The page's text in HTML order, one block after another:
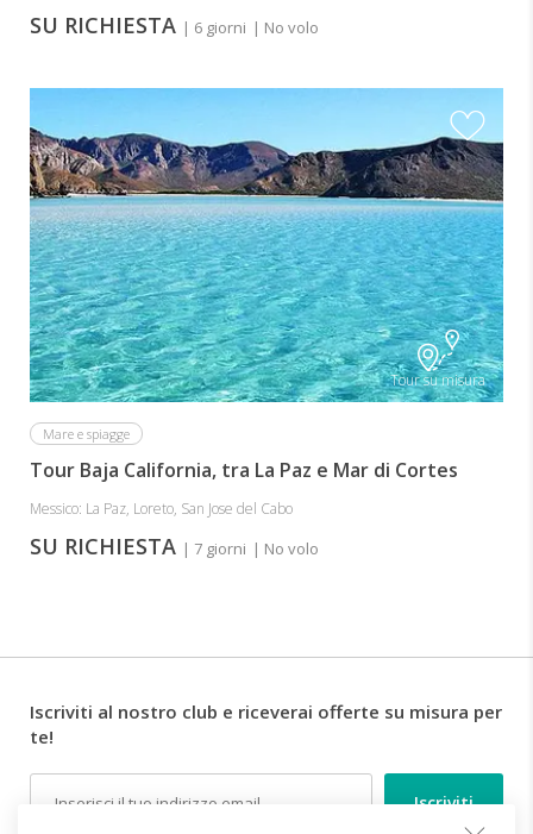
SU RICHIESTA | 6 giorni | No volo
Tour su misura
Mare e spiagge
Tour Baja California, tra La Paz e Mar di Cortes
Messico: La Paz, Loreto, San Jose del Cabo
SU RICHIESTA | 7 giorni | No volo
Iscriviti al nostro club e riceverai offerte su misura per
te!